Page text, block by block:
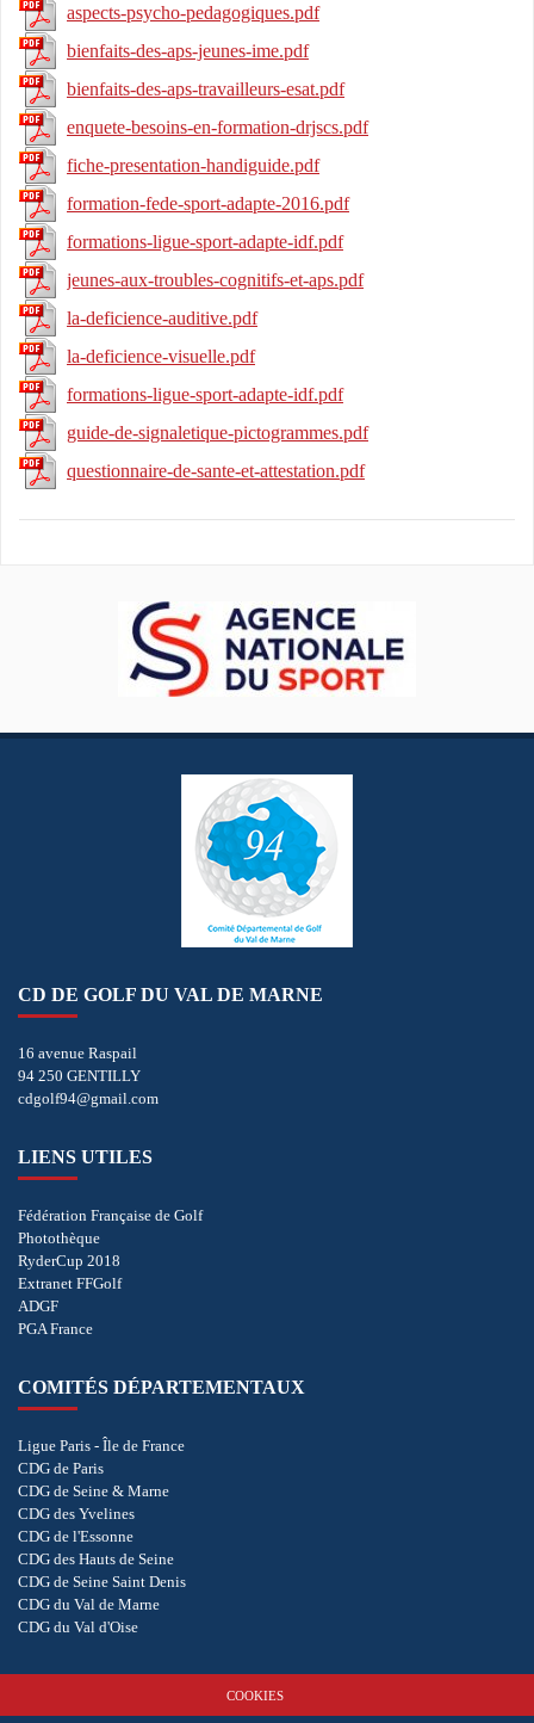
aspects-psycho-pedagogiques.pdf
bienfaits-des-aps-jeunes-ime.pdf
bienfaits-des-aps-travailleurs-esat.pdf
enquete-besoins-en-formation-drjscs.pdf
fiche-presentation-handiguide.pdf
formation-fede-sport-adapte-2016.pdf
formations-ligue-sport-adapte-idf.pdf
jeunes-aux-troubles-cognitifs-et-aps.pdf
la-deficience-auditive.pdf
la-deficience-visuelle.pdf
formations-ligue-sport-adapte-idf.pdf
guide-de-signaletique-pictogrammes.pdf
questionnaire-de-sante-et-attestation.pdf
CD DE GOLF DU VAL DE MARNE
16 avenue Raspail
94 250 GENTILLY
cdgolf94@gmail.com
LIENS UTILES
Fédération Française de Golf
Photothèque
RyderCup 2018
Extranet FFGolf
ADGF
PGA France
COMITÉS DÉPARTEMENTAUX
Ligue Paris - Île de France
CDG de Paris
CDG de Seine & Marne
CDG des Yvelines
CDG de l'Essonne
CDG des Hauts de Seine
CDG de Seine Saint Denis
CDG du Val de Marne
CDG du Val d'Oise
COOKIES